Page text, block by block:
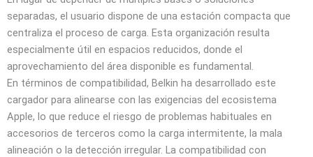
separadas, el usuario dispone de una estación compacta que
centraliza el proceso de carga. Esta organización resulta
especialmente útil en espacios reducidos, donde el
aprovechamiento del área disponible es fundamental.
En términos de compatibilidad, Belkin ha desarrollado este
cargador para alinearse con las exigencias del ecosistema
Apple, lo que reduce el riesgo de problemas habituales en
accesorios de terceros como la carga intermitente, la mala
alineación o la detección irregular. La compatibilidad con